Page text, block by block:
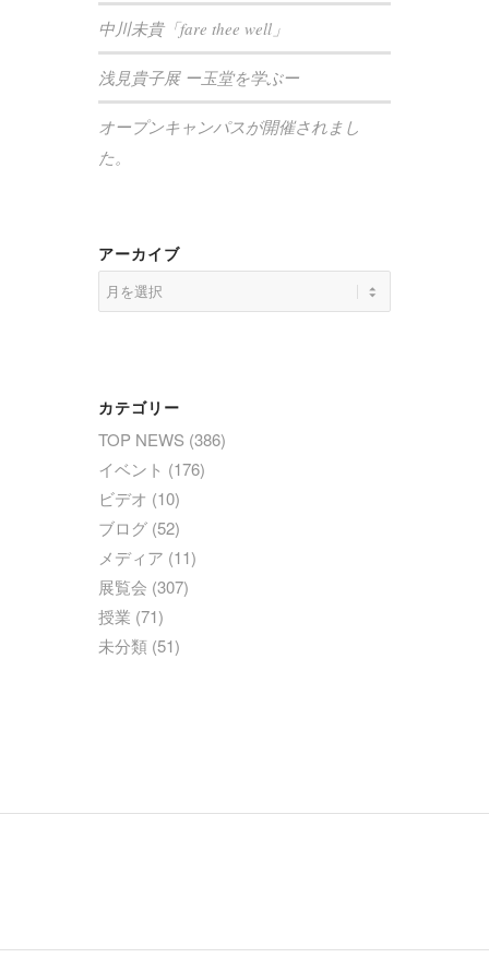
中川未貴「fare thee well」
浅見貴子展 ー玉堂を学ぶー
オープンキャンパスが開催されまし
た。
アーカイブ
カテゴリー
TOP NEWS (386)
イベント (176)
ビデオ (10)
ブログ (52)
メディア (11)
展覧会 (307)
授業 (71)
未分類 (51)